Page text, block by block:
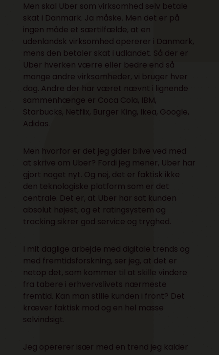
Men skal Uber som virksomhed selv betale
skat i Danmark. Ja måske. Men det er på
ingen måde et særtilfælde, at en
udenlandsk virksomhed opererer i Danmark,
mens den betaler skat i udlandet. Så der er
Uber hverken værre eller bedre end så
mange andre virksomheder, vi bruger hver
dag. Andre der har været nævnt i lignende
sammenhænge er Coca Cola, IBM,
Starbucks, Netflix, Burger King, Ikea, Google,
Adidas.
Men hvorfor er det jeg gider blive ved med
at skrive om Uber? Fordi jeg mener, Uber har
gjort noget nyt. Og nej, det er faktisk ikke
den teknologiske platform som er det
centrale. Det er, at Uber har sat kunden
absolut højest, og et ratingsystem og
tracking sikrer god service og tryghed.
I mit daglige arbejde med digitale trends og
med fremtidsforskning, ser jeg, at det er
netop det, som kommer til at skille vindere
fra tabere i erhvervslivets nærmeste
fremtid. Kan man stille kunden i front? Det
kræver faktisk mod og en hel masse
selvindsigt.
Jeg opererer især med en trend jeg kalder